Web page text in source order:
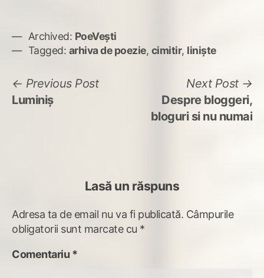
Archived: PoeVești
Tagged: arhiva de poezie, cimitir, liniște
Navigare
în
Previous PostPrevious
Luminiş
Next Post
Despre bloggeri,
bloguri si nu numai
Lasă un răspuns
Adresa ta de email nu va fi publicată. Câmpurile
obligatorii sunt marcate cu *
Comentariu *